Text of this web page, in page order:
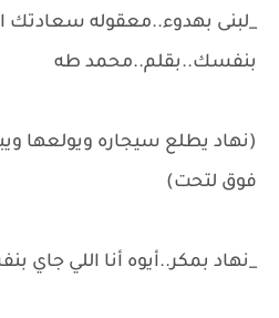
_لبنى بهدوء..معقوله سعادتك
بنفسك..بقلم..محمد طه
(نهاد يطلع سيجاره ويولعها
فوق لتحت)
_نهاد بمكر..أيوه أنا اللي جاي